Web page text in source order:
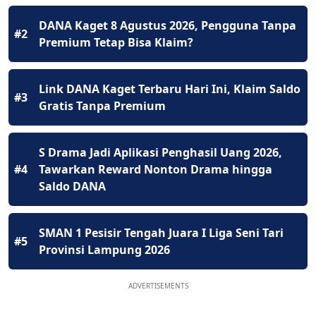
#2
DANA Kaget 8 Agustus 2026, Pengguna Tanpa
Premium Tetap Bisa Klaim?
#3
Link DANA Kaget Terbaru Hari Ini, Klaim Saldo
Gratis Tanpa Premium
#4
S Drama Jadi Aplikasi Penghasil Uang 2026,
Tawarkan Reward Nonton Drama hingga
Saldo DANA
#5
SMAN 1 Pesisir Tengah Juara I Liga Seni Tari
Provinsi Lampung 2026
ADVERTISEMENTS